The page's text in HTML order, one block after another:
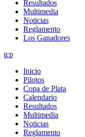
Resultados
Multimedia
Noticias
Reglamento
Los Ganadores
tcp
Inicio
Pilotos
Copa de Plata
Calendario
Resultados
Multimedia
Noticias
Reglamento